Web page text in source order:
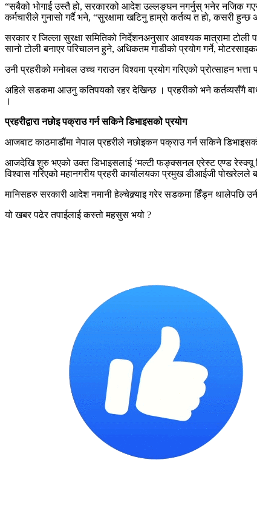
“सबैको भोगाई उस्तै हो, सरकारको आदेश उल्लङ्घन नगर्नुस् भनेर नजिक गएर
कर्मचारीले गुनासो गर्दै भने, “सुरक्षामा खटिनु हाम्रो कर्तव्य त हो, कसरी
सरकार र जिल्ला सुरक्षा समितिको निर्देशनअनुसार आवश्यक मात्रामा
सानो टोली बनाएर परिचालन हुने, अधिकतम गाडीको प्रयोग गर्ने,
उनी प्रहरीको मनोबल उच्च गराउन विश्वमा प्रयोग गरिएको प्रोत्साहन
अहिले सडकमा आउनु कतिपयकोे रहर देखिन्छ । प्रहरीको भने कर्तव्यसँगै
।
प्रहरीद्वारा नछोइ पक्राउ गर्न सकिने डिभाइसको प्रयोग
आजबाट काठमाडौंमा नेपाल प्रहरीले नछोइकन पक्राउ गर्न सकिने
आजदेखि शुरु भएको उक्त डिभाइसलाई ‘मल्टी फङ्क्सनल एरेस्ट एण्ड रेस्क्यू
विश्वास गरिएको महानगरीय प्रहरी कार्यालयका प्रमुख डीआईजी पोखरेलले
मानिसहरु सरकारी आदेश नमानी हेल्चेक्र्याइ गरेर सडकमा हिँड्न थालेपछि
यो खबर पढेर तपाईलाई कस्तो महसुस भयो ?